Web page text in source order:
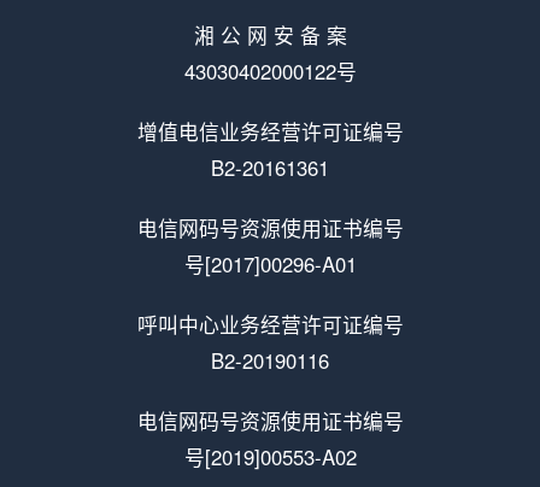
湘 公 网 安 备 案
43030402000122号
增值电信业务经营许可证编号
B2-20161361
电信网码号资源使用证书编号
号[2017]00296-A01
呼叫中心业务经营许可证编号
B2-20190116
电信网码号资源使用证书编号
号[2019]00553-A02